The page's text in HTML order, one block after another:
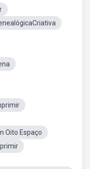
Oito Espaço